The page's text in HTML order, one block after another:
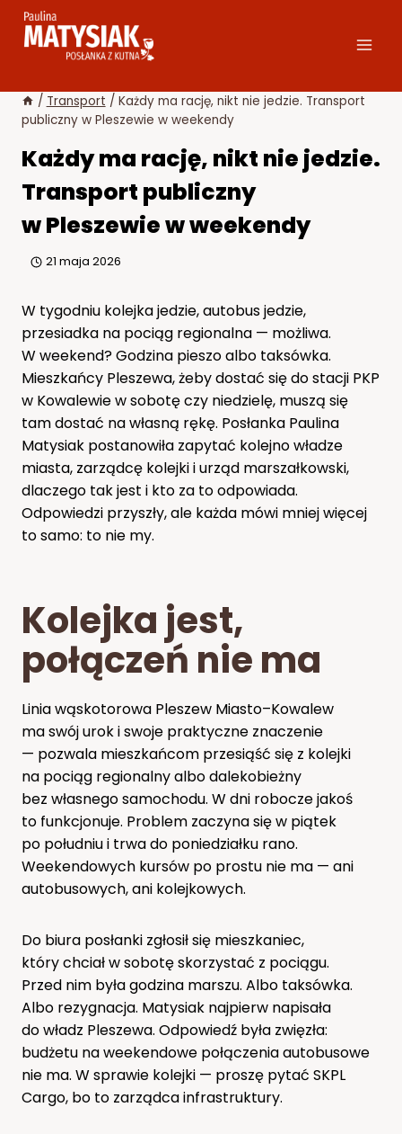
Przejdź
/ Transport / Każdy ma rację, nikt nie jedzie. Transport
publiczny w Pleszewie w weekendy
Każdy ma rację, nikt nie jedzie.
Transport publiczny
w Pleszewie w weekendy
21 maja 2026
W tygodniu kolejka jedzie, autobus jedzie,
przesiadka na pociąg regionalna — możliwa.
W weekend? Godzina pieszo albo taksówka.
Mieszkańcy Pleszewa, żeby dostać się do stacji PKP
w Kowalewie w sobotę czy niedzielę, muszą się
tam dostać na własną rękę. Posłanka Paulina
Matysiak postanowiła zapytać kolejno władze
miasta, zarządcę kolejki i urząd marszałkowski,
dlaczego tak jest i kto za to odpowiada.
Odpowiedzi przyszły, ale każda mówi mniej więcej
to samo: to nie my.
Kolejka jest,
połączeń nie ma
Linia wąskotorowa Pleszew Miasto–Kowalew
ma swój urok i swoje praktyczne znaczenie
— pozwala mieszkańcom przesiąść się z kolejki
na pociąg regionalny albo dalekobieżny
bez własnego samochodu. W dni robocze jakoś
to funkcjonuje. Problem zaczyna się w piątek
po południu i trwa do poniedziałku rano.
Weekendowych kursów po prostu nie ma — ani
autobusowych, ani kolejkowych.
Do biura posłanki zgłosił się mieszkaniec,
który chciał w sobotę skorzystać z pociągu.
Przed nim była godzina marszu. Albo taksówka.
Albo rezygnacja. Matysiak najpierw napisała
do władz Pleszewa. Odpowiedź była zwięzła:
budżetu na weekendowe połączenia autobusowe
nie ma. W sprawie kolejki — proszę pytać SKPL
Cargo, bo to zarządca infrastruktury.